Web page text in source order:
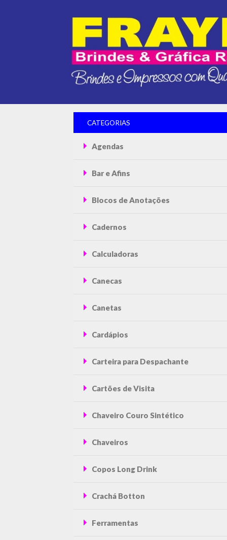
CATEGORIAS
Agendas
Bar e Afins
Blocos de Anotações
Cadernos
Calculadoras
Canecas
Canetas
Cardápios
Carteira para Despachante
Cartões de Visita
Chaveiro Couro Sintético
Chaveiros
Copos Long Drink
Crachá Botton
Ferramentas